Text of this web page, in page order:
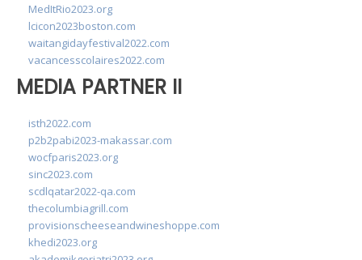
MedItRio2023.org
lcicon2023boston.com
waitangidayfestival2022.com
vacancesscolaires2022.com
MEDIA PARTNER II
isth2022.com
p2b2pabi2023-makassar.com
wocfparis2023.org
sinc2023.com
scdlqatar2022-qa.com
thecolumbiagrill.com
provisionscheeseandwineshoppe.com
khedi2023.org